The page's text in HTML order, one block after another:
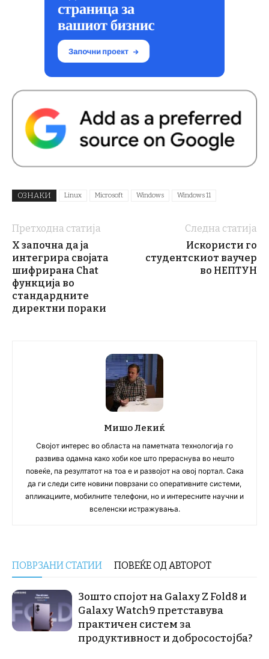
ОЗНАКИ Linux Microsoft Windows Windows 11
Претходна статија
X започна да ја
интегрира својата
шифрирана Chat
функција во
стандардните
директни пораки
Следна статија
Искористи го
студентскиот ваучер
во НЕПТУН
Мишо Лекиќ
Својот интерес во областа на паметната технологија го
развива одамна како хоби кое што прераснува во нешто
повеќе, па резултатот на тоа е и развојот на овој портал. Сака
да ги следи сите новини поврзани со оперативните системи,
апликациите, мобилните телефони, но и интересните научни и
вселенски истражувања.
ПОВРЗАНИ СТАТИИ ПОВЕЌЕ ОД АВТОРОТ
Зошто спојот на Galaxy Z Fold8 и
Galaxy Watch9 претставува
практичен систем за
продуктивност и добросостојба?